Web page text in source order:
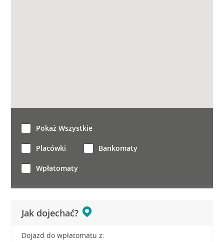
Jak dojechać?
Dojazd do wpłatomatu z:
Pokaż Wszystkie
Placówki Bankomaty
Wpłatomaty